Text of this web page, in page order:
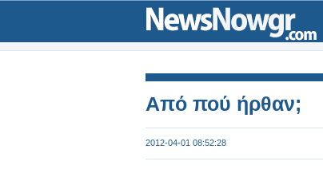
Από πού ήρθαν;
2012-04-01 08:52:28